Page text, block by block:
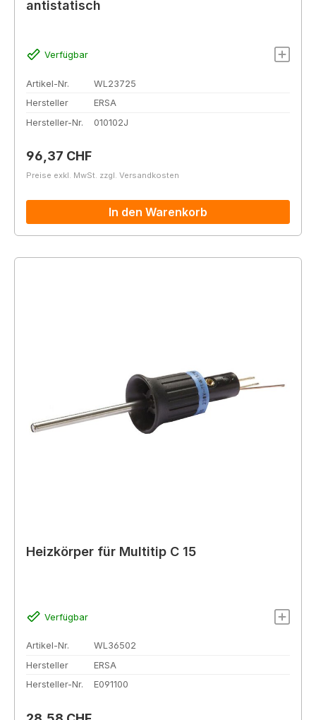
antistatisch
Verfügbar
Artikel-Nr.
WL23725
Hersteller
ERSA
Hersteller-Nr.
010102J
Regulärer Preis:
96,37 CHF
Preise exkl. MwSt. zzgl. Versandkosten
In den Warenkorb
Heizkörper für Multitip C 15
Verfügbar
Artikel-Nr.
WL36502
Hersteller
ERSA
Hersteller-Nr.
E091100